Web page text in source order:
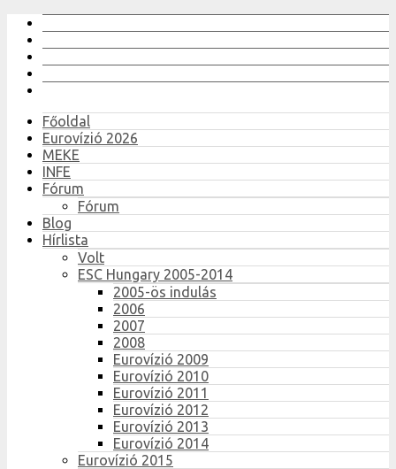
Főoldal
Eurovízió 2026
MEKE
INFE
Fórum
Fórum
Blog
Hírlista
Volt
ESC Hungary 2005-2014
2005-ös indulás
2006
2007
2008
Eurovízió 2009
Eurovízió 2010
Eurovízió 2011
Eurovízió 2012
Eurovízió 2013
Eurovízió 2014
Eurovízió 2015